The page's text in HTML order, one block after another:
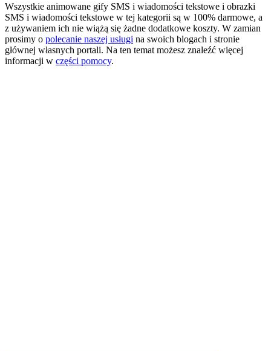
Wszystkie animowane gify SMS i wiadomości tekstowe i obrazki
SMS i wiadomości tekstowe w tej kategorii są w 100% darmowe, a
z używaniem ich nie wiążą się żadne dodatkowe koszty. W zamian
prosimy o polecanie naszej usługi na swoich blogach i stronie
głównej własnych portali. Na ten temat możesz znaleźć więcej
informacji w części pomocy.